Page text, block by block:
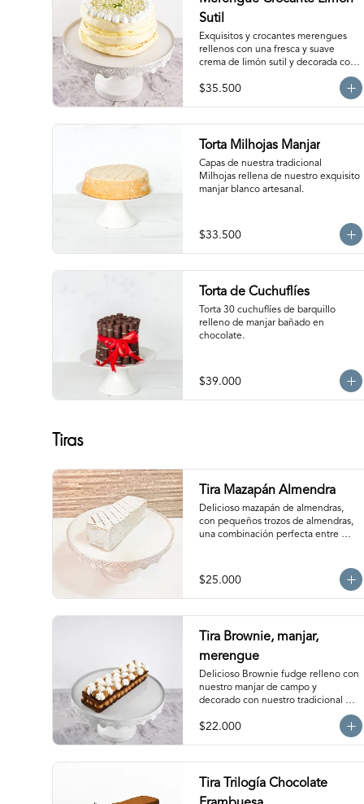
Sutil
Exquisitos y crocantes merengues
rellenos con una fresca y suave
crema de limón sutil y decorada con
nuestro clásico merengue italiano.
Para 15-20 personas. Producto
temperatura ambiente antes de
servir.
$35.500
Torta Milhojas Manjar
Capas de nuestra tradicional
Milhojas rellena de nuestro exquisito
manjar blanco artesanal.
$33.500
Torta de Cuchuflíes
Torta 30 cuchuflíes de barquillo
relleno de manjar bañado en
chocolate.
$39.000
Tiras
Tira Mazapán Almendra
Delicioso mazapán de almendras,
con pequeños trozos de almendras,
una combinación perfecta entre
personas aprox.
$25.000
Tira Brownie, manjar,
merengue
Delicioso Brownie fudge relleno con
nuestro manjar de campo y
decorado con nuestro tradicional
Producto congelado, se recomienda
descongelar de 1 hora a temperatura
$22.000
Tira Trilogía Chocolate